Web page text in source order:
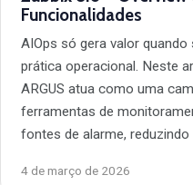
Funcionalidades
AIOps só gera valor
prática operacional. Neste
ARGUS atua como uma
ferramentas de
fontes de alarme,
4 de março de 2026